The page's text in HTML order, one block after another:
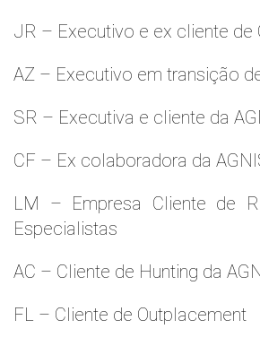
JR – Executivo e ex cliente de
AZ – Executivo em transição
SR – Executiva e cliente da
CF – Ex colaboradora da
LM – Empresa Cliente de
Especialistas
AC – Cliente de Hunting da
FL – Cliente de Outplacement